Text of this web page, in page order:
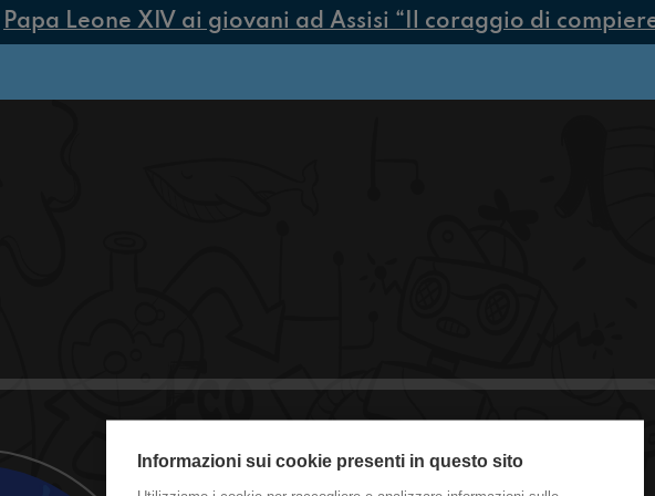
Papa Leone XIV ai giovani ad Assisi “Il coraggio di
Informazioni sui cookie presenti in questo sito